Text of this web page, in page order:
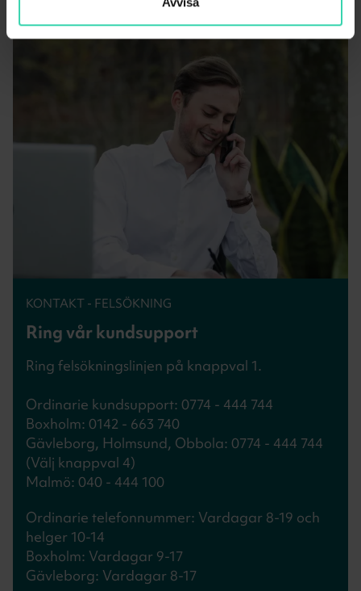
KONTAKT - FELSÖKNING
Ring vår kundsupport
Ring felsökningslinjen på knappval 1.
Ordinarie kundsupport: 0774 - 444 744
Boxholm: 0142 - 663 740
Gävleborg, Holmsund, Obbola: 0774 - 444 744
(Välj knappval 4)
Malmö: 040 - 444 100
Ordinarie telefonnummer: Vardagar 8-19 och
helger 10-14
Boxholm: Vardagar 9-17
Gävleborg: Vardagar 8-17